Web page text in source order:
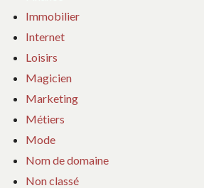
Immobilier
Internet
Loisirs
Magicien
Marketing
Métiers
Mode
Nom de domaine
Non classé